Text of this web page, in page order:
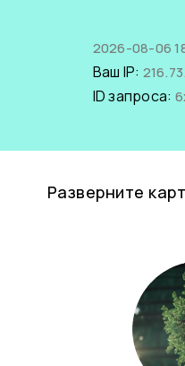
2026-08-06
Ваш IP:
ID запроса:
Разверните